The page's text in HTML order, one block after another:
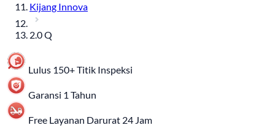
Kijang Innova
2.0 Q
Lulus 150+ Titik Inspeksi
Garansi 1 Tahun
Free Layanan Darurat 24 Jam